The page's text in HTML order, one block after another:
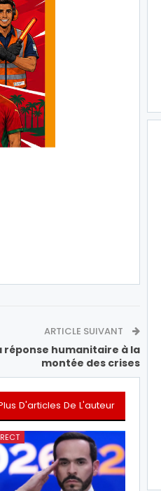
ARTICLE SUIVANT
réponse humanitaire à la
montée des crises
D'articles De L'auteur